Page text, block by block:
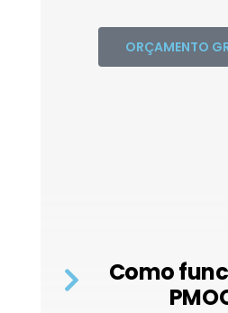
ORÇAMENTO
Como